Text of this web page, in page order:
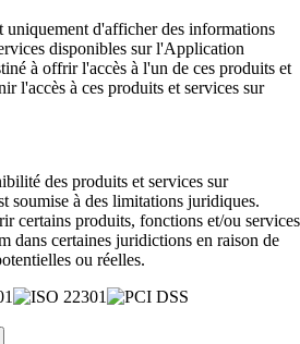
uniquement d'afficher des informations
disponibles sur l'Application
à offrir l'accès à l'un de ces produits et
l'accès à ces produits et services sur
des produits et services sur
soumise à des limitations juridiques.
certains produits, fonctions et/ou services
dans certaines juridictions en raison de
ou réelles.